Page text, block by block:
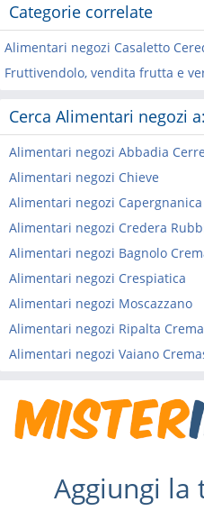
Categorie correlate
Alimentari negozi Casaletto
Fruttivendolo, vendita frutta e
Cerca Alimentari negozi a:
Alimentari negozi Abbadia
Alimentari negozi Chieve
Alimentari negozi Capergnanica
Alimentari negozi Credera
Alimentari negozi Bagnolo
Alimentari negozi Crespiatica
Alimentari negozi Moscazzano
Alimentari negozi Ripalta
Alimentari negozi Vaiano
Aggiungi la